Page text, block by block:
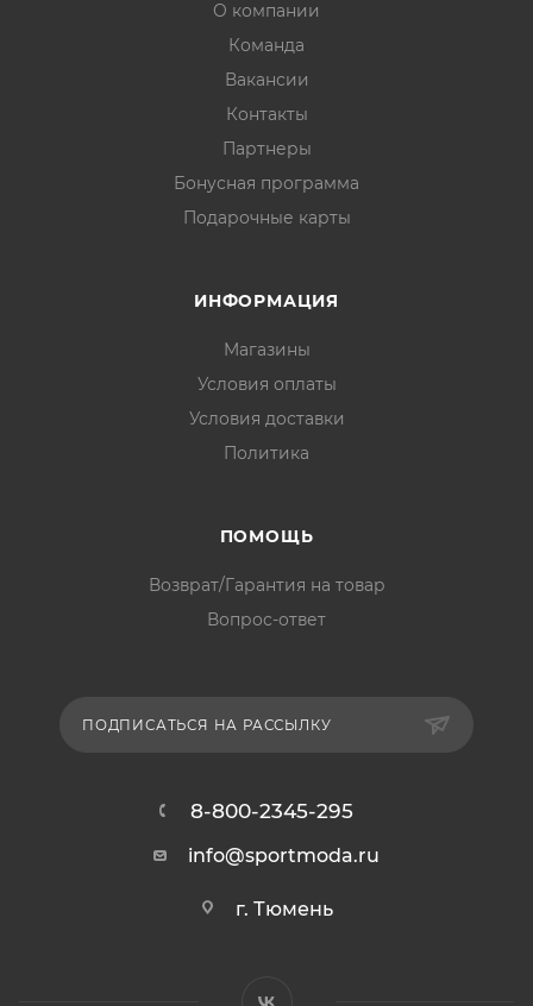
О компании
Команда
Вакансии
Контакты
Партнеры
Бонусная программа
Подарочные карты
ИНФОРМАЦИЯ
Магазины
Условия оплаты
Условия доставки
Политика
ПОМОЩЬ
Возврат/Гарантия на товар
Вопрос-ответ
ПОДПИСАТЬСЯ НА РАССЫЛКУ
8-800-2345-295
info@sportmoda.ru
г. Тюмень